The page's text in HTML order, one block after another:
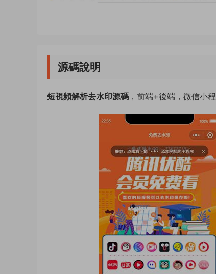
源碼說明
短視頻解析去水印源碼 ，前端+後端，微信小